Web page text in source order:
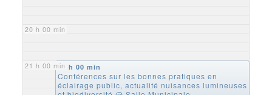
20 h 00 min
21 h 00 min21 h 00 min
Conférences sur les bonnes pratiques en
éclairage public, actualité nuisances lumineuses